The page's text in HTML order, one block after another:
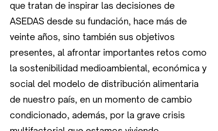
que tratan de inspirar las decisiones de
ASEDAS desde su fundación, hace más de
veinte años, sino también sus objetivos
presentes, al afrontar importantes retos como
la sostenibilidad medioambiental, económica y
social del modelo de distribución alimentaria
de nuestro país, en un momento de cambio
condicionado, además, por la grave crisis